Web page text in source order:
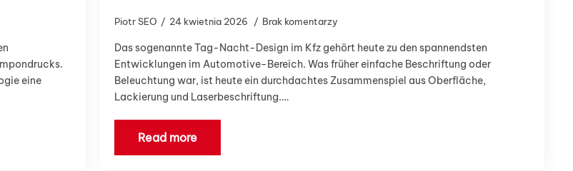
eine
Piotr SEO 24 kwietnia 2026 Brak komentarzy
Das sogenannte Tag-Nacht-Design im Kfz gehört heute zu den spannendsten
Entwicklungen im Automotive-Bereich. Was früher einfache Beschriftung oder
Beleuchtung war, ist heute ein durchdachtes Zusammenspiel aus Oberfläche,
Lackierung und Laserbeschriftung.…
Read more